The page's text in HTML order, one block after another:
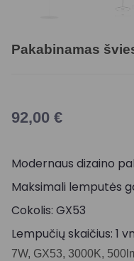
Pakabinamas
92,00 €
Modernaus dizaino
Maksimali lemputės
Cokolis: GX53
Lempučių skaičius: 1
7W, GX53, 3000K,